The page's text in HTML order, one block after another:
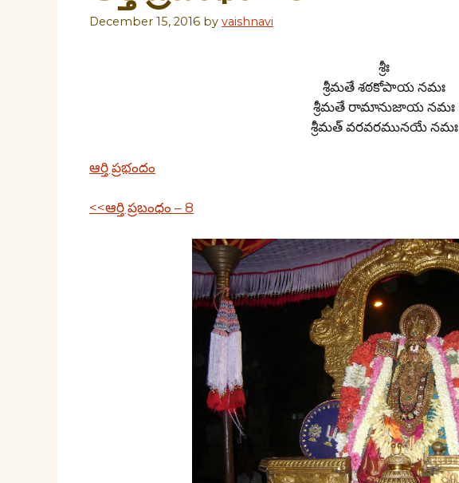
December 15, 2016 by vaishnavi
శ్రీః
శ్రీమతే శఠకోపాయ నమః
శ్రీమతే రామానుజాయ నమః
శ్రీమత్ వరవరమునయే నమః
ఆర్తి ప్రభందం
<<ఆర్తి ప్రబంధం – 8